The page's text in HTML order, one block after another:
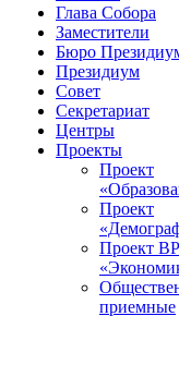
Глава Собора
Заместители
Бюро
Президиум
Совет
Секретариат
Центры
Проекты
Проект
Проект
Проект
приемные